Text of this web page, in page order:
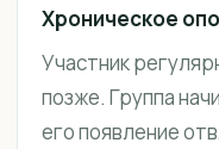
Хроническое
Участник
позже. Группа
его появление